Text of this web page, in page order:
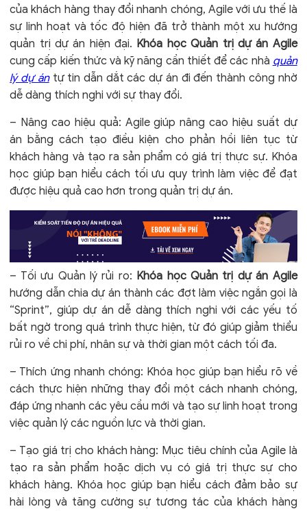
của khách hàng thay đổi nhanh chóng, Agile với ưu thế là
sự linh hoạt và tốc độ hiện đã trở thành một xu hướng
quản trị dự án hiện đại. Khóa học Quản trị dự án Agile
cung cấp kiến thức và kỹ năng cần thiết để các nhà quản
lý dự ántự tin dẫn dắt các dự án đi đến thành công nhờ
dễ dàng thích nghi với sự thay đổi.
– Nâng cao hiệu quả: Agile giúp nâng cao hiệu suất dự
án bằng cách tạo điều kiện cho phản hồi liên tục từ
khách hàng và tạo ra sản phẩm có giá trị thực sự. Khóa
học giúp bạn hiểu cách tối ưu quy trình làm việc để đạt
được hiệu quả cao hơn trong quản trị dự án.
– Tối ưu Quản lý rủi ro: Khóa học Quản trị dự án Agile
hướng dẫn chia dự án thành các đợt làm việc ngắn gọi là
“Sprint”, giúp dự án dễ dàng thích nghi với các yếu tố
bất ngờ trong quá trình thực hiện, từ đó giúp giảm thiểu
rủi ro về chi phí, nhân sự và thời gian một cách tối đa.
– Thích ứng nhanh chóng: Khóa học giúp bạn hiểu rõ về
cách thực hiện những thay đổi một cách nhanh chóng,
đáp ứng nhanh các yêu cầu mới và tạo sự linh hoạt trong
việc quản lý các nguồn lực và thời gian.
– Tạo giá trị cho khách hàng: Mục tiêu chính của Agile là
tạo ra sản phẩm hoặc dịch vụ có giá trị thực sự cho
khách hàng. Khóa học giúp bạn hiểu cách đảm bảo sự
hài lòng và tăng cường sự tương tác của khách hàng